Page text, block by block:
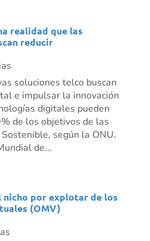
realidad que las
reducir
soluciones telco buscan
e impulsar la innovación
digitales pueden
de los objetivos de las
según la ONU.
de...
nicho por explotar de los
(OMV)